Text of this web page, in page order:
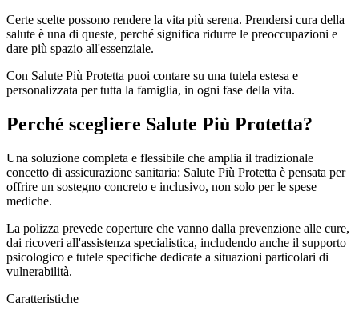
Certe scelte possono rendere la vita più serena. Prendersi cura della
salute è una di queste, perché significa ridurre le preoccupazioni e
dare più spazio all'essenziale.
Con Salute Più Protetta puoi contare su una tutela estesa e
personalizzata per tutta la famiglia, in ogni fase della vita.
Perché scegliere Salute Più Protetta?
Una soluzione completa e flessibile che amplia il tradizionale
concetto di assicurazione sanitaria: Salute Più Protetta è pensata per
offrire un sostegno concreto e inclusivo, non solo per le spese
mediche.
La polizza prevede coperture che vanno dalla prevenzione alle cure,
dai ricoveri all'assistenza specialistica, includendo anche il supporto
psicologico e tutele specifiche dedicate a situazioni particolari di
vulnerabilità.
Caratteristiche